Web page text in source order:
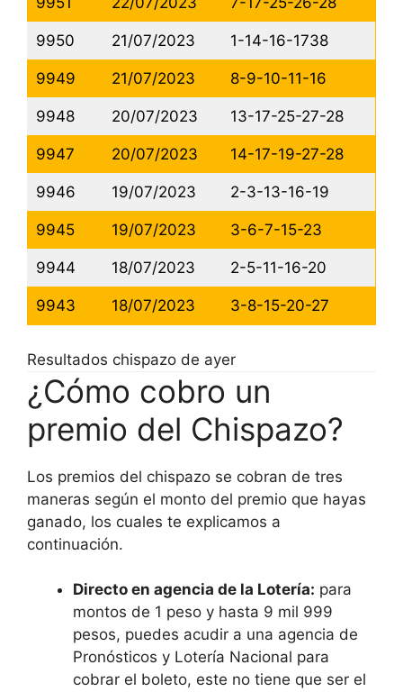
9950 21/07/2023 1-14-16-1738
9949 21/07/2023 8-9-10-11-16
9948 20/07/2023 13-17-25-27-28
9947 20/07/2023 14-17-19-27-28
9946 19/07/2023 2-3-13-16-19
9945 19/07/2023 3-6-7-15-23
9944 18/07/2023 2-5-11-16-20
9943 18/07/2023 3-8-15-20-27
Resultados chispazo de ayer
¿Cómo cobro un
premio del Chispazo?
Los premios del chispazo se cobran de tres
maneras según el monto del premio que hayas
ganado, los cuales te explicamos a
continuación.
Directo en agencia de la Lotería: para
montos de 1 peso y hasta 9 mil 999
pesos, puedes acudir a una agencia de
Pronósticos y Lotería Nacional para
cobrar el boleto, este no tiene que ser el